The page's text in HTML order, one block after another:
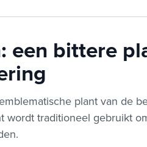
een bittere
plant van de
wordt traditioneel gebruikt